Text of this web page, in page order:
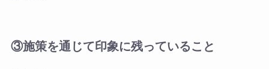
③施策を通じて印象に残っていること